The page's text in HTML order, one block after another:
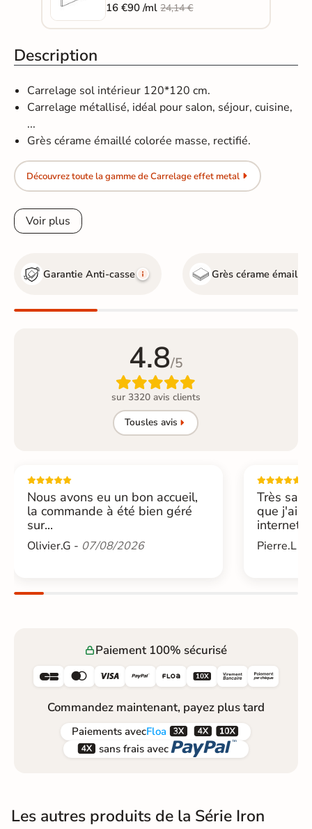
16 €90 /ml24,14 €
Description
Carrelage sol intérieur 120*120 cm.
Carrelage métallisé, idéal pour salon, séjour, cuisine,
...
Grès cérame émaillé colorée masse, rectifié.
Découvrez toute la gamme de Carrelage effet metal
Voir plus
Garantie Anti-casse Grès cérame émaillé
4.8/5

sur 3320 avis clients
Tousles avis
Nous avons eu un bon accueil,
la commande à été bien géré
sur...
Olivier.G - 07/08/2026
Très
que j'ai
internet....
Pierre.L -
Paiement 100% sécurisé
     
Commandez maintenant, payez plus tard
Paiements avecFloa  
 sans frais avec 
Les autres produits de la Série Iron